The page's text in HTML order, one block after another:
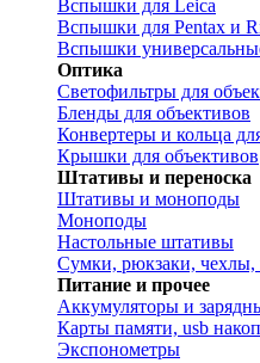
Вспышки для Leica
Вспышки для Pentax и
Вспышки
Оптика
Светофильтры для
Бленды для объективов
Конвертеры и кольца
Крышки для объективов
Штативы и переноска
Штативы и моноподы
Моноподы
Настольные штативы
Сумки, рюкзаки, чехлы,
Питание и прочее
Аккумуляторы и
Карты памяти, usb
Экспонометры